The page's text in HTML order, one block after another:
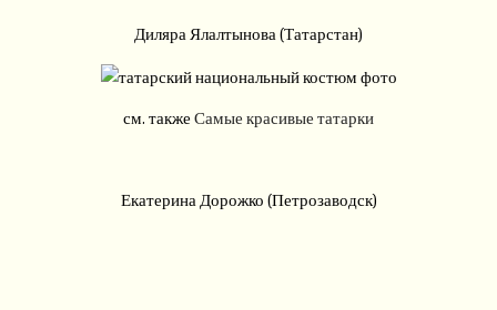
Диляра Ялалтынова (Татарстан)
см. также Самые красивые татарки
Екатерина Дорожко (Петрозаводск)